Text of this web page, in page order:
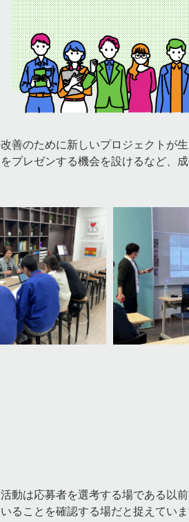
善のために新しいプロジェクトが生
プレゼンする機会を設けるなど、
動は応募者を選考する場である以
ることを確認する場だと捉えていま